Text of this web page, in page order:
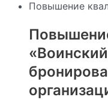
Повышение